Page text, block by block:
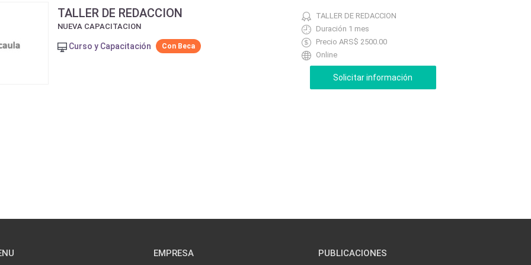
TALLER DE REDACCION
NUEVA CAPACITACION
Curso y Capacitación Con Beca
TALLER DE REDACCION
Duración 1 mes
Precio ARS$ 2500.00
Online
EMPRESA PUBLICACIONES